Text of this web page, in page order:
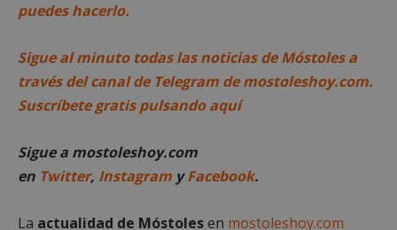
puedes hacerlo.
Sigue al minuto todas las noticias de Móstoles a
través del canal de Telegram de mostoleshoy.com.
Suscríbete gratis pulsando aquí
Sigue a mostoleshoy.com
en Twitter, Instagram yFacebook.
La actualidad de Móstolesen mostoleshoy.com